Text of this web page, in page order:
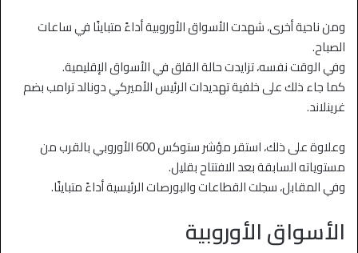
ومن ناحية أخرى، شهدت الأسواق الأوروبية أداءً متباينًا في ساعات
الصباح.
وفي الوقت نفسه، تزايدت حالة القلق في الأسواق الإقليمية.
كما جاء ذلك على خلفية تهديدات الرئيس الأميركي دونالد ترامب بضم
غرينلاند.
وعلاوة على ذلك، استقر مؤشر ستوكس 600 الأوروبي بالقرب من
مستوياته السابقة بعد الافتتاح بقليل.
وفي المقابل، سجلت القطاعات والبورصات الرئيسية أداءً متباينًا.
الأسواق الأوروبية